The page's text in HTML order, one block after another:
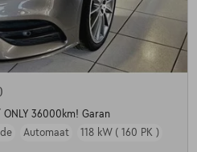
36000km! Garan
Automaat 118 kW ( 160 PK )